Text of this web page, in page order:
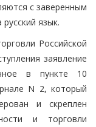
с заверенным
язык.
Российской
заявление
в пункте 10
N 2, который
и скреплен
и торговли